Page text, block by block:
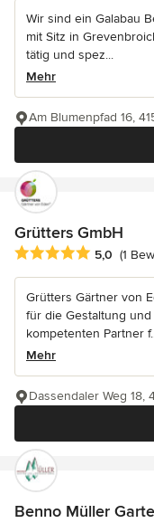
Wir sind ein Galabau
mit Sitz in
tätig und spez...
Mehr
Am Blumenpfad 16,
Grütters GmbH
Durchschnittliche
5,0 (1
Grütters Gärtner von
für die Gestaltung
kompetenten Partner
Mehr
Dassendaler Weg 18,
Benno Müller